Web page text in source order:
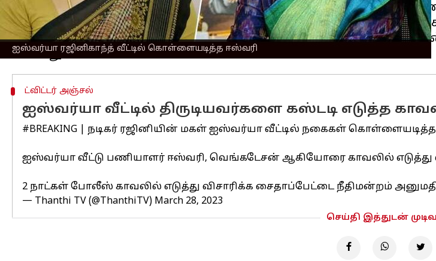
ஐஸ்வர்யா ரஜினிகாந்த் வீட்டில் கொள்ளையடித்த ஈஸ்வரி
ஆனால், ஈஸ்வரி வசம் இருந்த நகைகளை மீட்டபோது, 100 சவரன்
சவரன் நகைகள் திருடப்பட்டது என புகார் தெரிவித்த நேரத்தில்,
தற்போது இருவரையும் 2 நாள் காவலில் எடுத்து விசாரிக்க
ட்விட்டர் அஞ்சல்
ஐஸ்வர்யா வீட்டில் திருடியவர்களை கஸ்டடி எடுத்த
#BREAKING | நடிகர் ரஜினியின் மகள் ஐஸ்வர்யா வீட்டில் நகைகள் கொள்ளையடித்த
ஐஸ்வர்யா வீட்டு பணியாளர் ஈஸ்வரி, வெங்கடேசன் ஆகியோரை காவலில் எடுத்து
2 நாட்கள் போலீஸ் காவலில் எடுத்து விசாரிக்க சைதாப்பேட்டை நீதிமன்றம்
— Thanthi TV (@ThanthiTV) March 28, 2023
செய்தி இத்துடன்